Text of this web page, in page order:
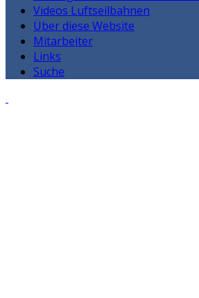
Videos Luftseilbahnen
Über diese Website
Mitarbeiter
Links
Suche